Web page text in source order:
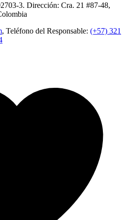
3. Dirección: Cra. 21 #87-48,
, Teléfono del Responsable: (+57) 321